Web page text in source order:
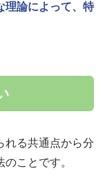
理論によって、特
れる共通点から分
ことです。